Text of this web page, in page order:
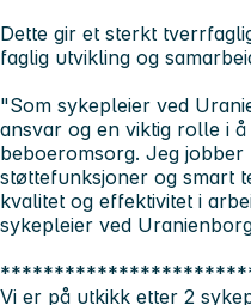
Dette gir et sterkt
faglig utvikling og
"Som sykepleier ved
ansvar og en viktig rolle i
beboeromsorg. Jeg jobber
støttefunksjoner og smart
kvalitet og effektivitet i
sykepleier ved
Vi er på utkikk etter 2